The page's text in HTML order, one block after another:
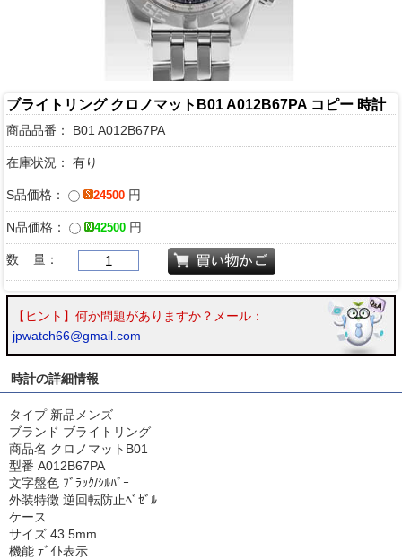
ブライトリング クロノマットB01 A012B67PA コピー 時計
商品品番： B01 A012B67PA
在庫状況： 有り
S品価格： 24500 円
N品価格： 42500 円
数 量：
【ヒント】何か問題がありますか？メール：
jpwatch66@gmail.com
時計の詳細情報
タイプ 新品メンズ
ブランド ブライトリング
商品名 クロノマットB01
型番 A012B67PA
文字盤色 ﾌﾞﾗｯｸ/ｼﾙﾊﾞｰ
外装特徴 逆回転防止ﾍﾞｾﾞﾙ
ケース
サイズ 43.5mm
機能 ﾃﾞｲﾄ表示